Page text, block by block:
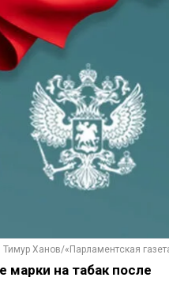
Тимур Ханов/«Парламентская
на табак после